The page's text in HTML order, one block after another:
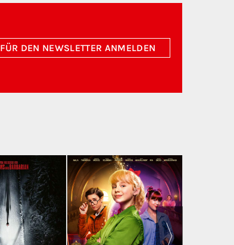
FÜR DEN NEWSLETTER ANMELDEN